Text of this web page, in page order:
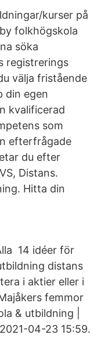
kurser på
folkhögskola
söka
registrerings
välja fristående
din egen
kvalificerad
som
efterfrågade
du efter
Distans.
Hitta din
14 idéer för
distans
i aktier eller i
femmor
& utbildning |
04-23 15:59.